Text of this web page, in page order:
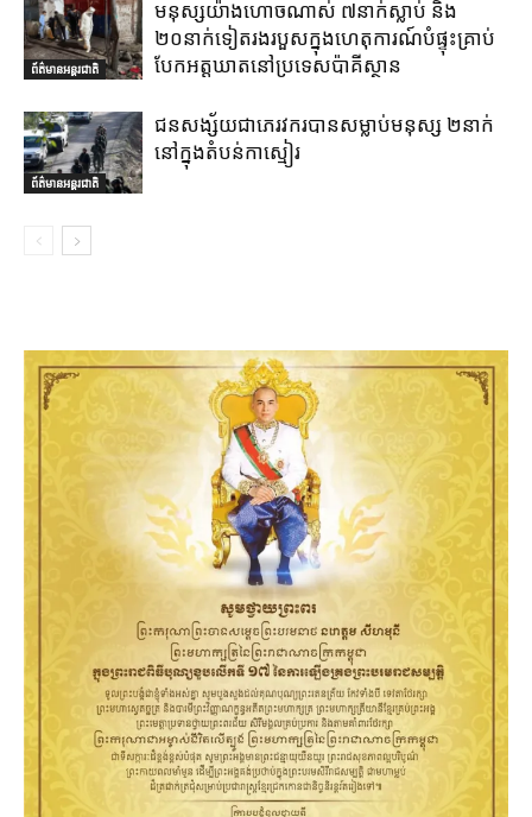
ព័ត៌មានអន្តរជាតិ
មនុស្សយ៉ាងហោចណាស់ ៧នាក់ស្លាប់ និង
២០នាក់ទៀតរងរបួសក្នុងហេតុការណ៍បំផ្ទុះគ្រាប់
បែកអត្តឃាតនៅប្រទេសប៉ាគីស្ថាន
ព័ត៌មានអន្តរជាតិ
ជនសង្ស័យជាភេរវករបានសម្លាប់មនុស្ស ២នាក់
នៅក្នុងតំបន់កាស្មៀរ